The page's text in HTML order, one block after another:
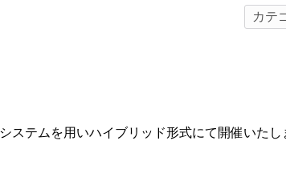
ステムを用いハイブリッド形式にて開催いた